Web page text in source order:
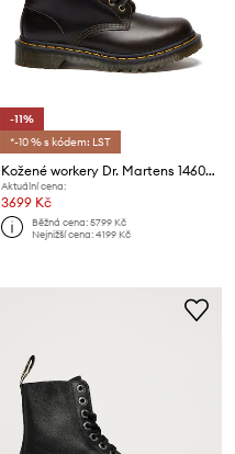
-11%
*-10 % s kódem: LST
Kožené workery Dr. Martens 1460 Serena
Aktuální cena:
3699 Kč
Běžná cena:5799 Kč
Nejnižší cena:4199 Kč